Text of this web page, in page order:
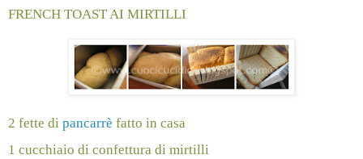
FRENCH TOAST AI MIRTILLI
2 fette di pancarrè fatto in casa
1 cucchiaio di confettura di mirtilli